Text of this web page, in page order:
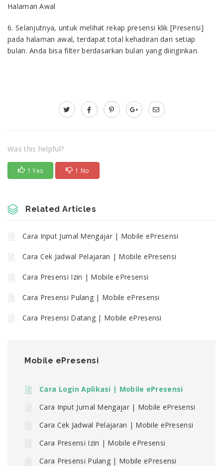
Halaman Awal
6. Selanjutnya, untuk melihat rekap presensi klik [Presensi]
pada halaman awal, terdapat total kehadiran dari setiap
bulan. Anda bisa filter berdasarkan bulan yang diinginkan.
Was this helpful?
1 Yes 1 No
Related Articles
Cara Input Jurnal Mengajar | Mobile ePresensi
Cara Cek Jadwal Pelajaran | Mobile ePresensi
Cara Presensi Izin | Mobile ePresensi
Cara Presensi Pulang | Mobile ePresensi
Cara Presensi Datang | Mobile ePresensi
Mobile ePresensi
Cara Login Aplikasi | Mobile ePresensi
Cara Input Jurnal Mengajar | Mobile ePresensi
Cara Cek Jadwal Pelajaran | Mobile ePresensi
Cara Presensi Izin | Mobile ePresensi
Cara Presensi Pulang | Mobile ePresensi